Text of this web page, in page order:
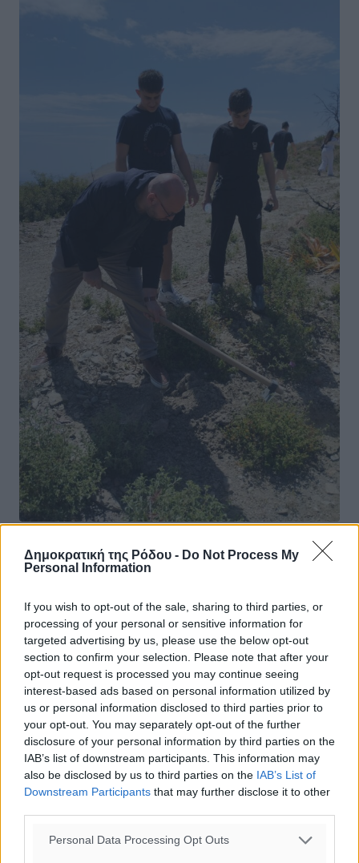
Δημοκρατική της Ρόδου - Do Not Process My
Personal Information
If you wish to opt-out of the sale, sharing to third parties, or
processing of your personal or sensitive information for
targeted advertising by us, please use the below opt-out
section to confirm your selection. Please note that after your
opt-out request is processed you may continue seeing
interest-based ads based on personal information utilized by
us or personal information disclosed to third parties prior to
your opt-out. You may separately opt-out of the further
disclosure of your personal information by third parties on the
IAB’s list of downstream participants. This information may
also be disclosed by us to third parties on the IAB’s List of
Downstream Participants that may further disclose it to other
Personal Data Processing Opt Outs